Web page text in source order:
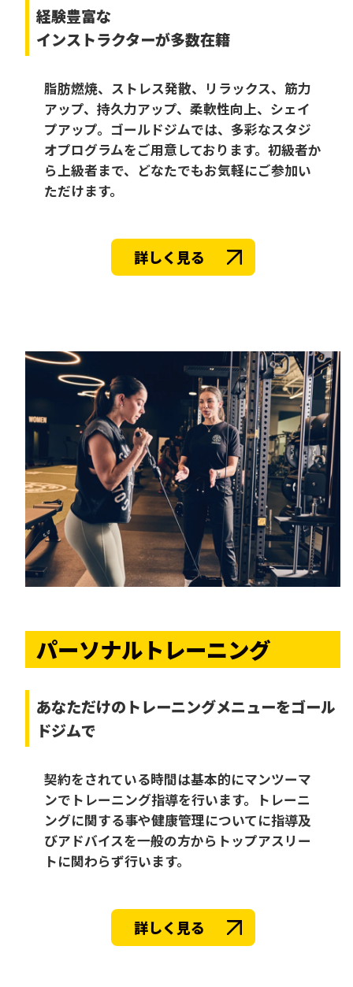
経験豊富な
インストラクターが多数在籍
脂肪燃焼、ストレス発散、リラックス、筋力
アップ、持久力アップ、柔軟性向上、シェイ
プアップ。ゴールドジムでは、多彩なスタジ
オプログラムをご用意しております。初級者か
ら上級者まで、どなたでもお気軽にご参加い
ただけます。
詳しく見る
パーソナルトレーニング
あなただけの トレーニングメニューをゴール
ドジムで
契約をされている時間は基本的にマンツーマ
ンでトレーニング指導を行います。トレーニ
ングに関する事や健康管理についてに指導及
びアドバイスを一般の方からトップアスリー
トに関わらず行います。
詳しく見る